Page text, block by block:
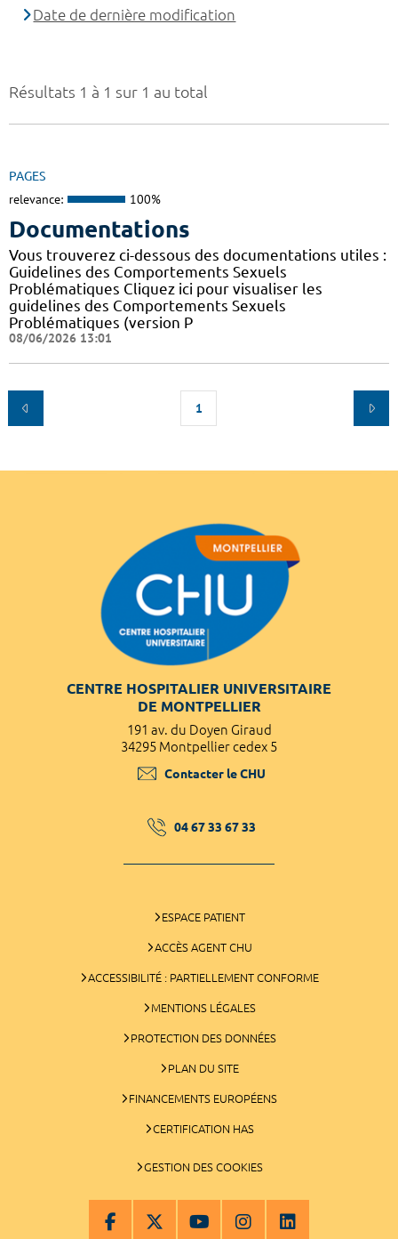
Résultats 1 à 1 sur 1 au total
PAGES
relevance: 100%
Documentations
Vous trouverez ci-dessous des documentations utiles :
Guidelines des Comportements Sexuels
Problématiques Cliquez ici pour visualiser les
guidelines des Comportements Sexuels
Problématiques (version P
08/06/2026 13:01
1
Date de dernière modification
CENTRE HOSPITALIER UNIVERSITAIRE
DE MONTPELLIER
191 av. du Doyen Giraud
34295 Montpellier cedex 5
Contacter le CHU
04 67 33 67 33
ESPACE PATIENT
ACCÈS AGENT CHU
ACCESSIBILITÉ : PARTIELLEMENT CONFORME
MENTIONS LÉGALES
PROTECTION DES DONNÉES
PLAN DU SITE
FINANCEMENTS EUROPÉENS
CERTIFICATION HAS
GESTION DES COOKIES